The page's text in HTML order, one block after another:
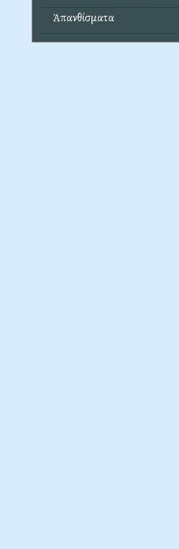
Ἀπανθίσματα